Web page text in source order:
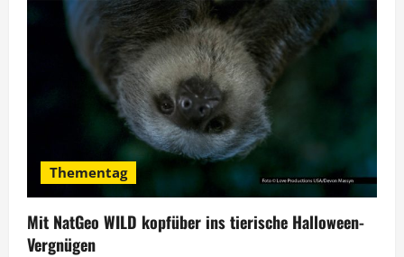
Thementag
Mit NatGeo WILD kopfüber ins tierische Halloween-
Vergnügen